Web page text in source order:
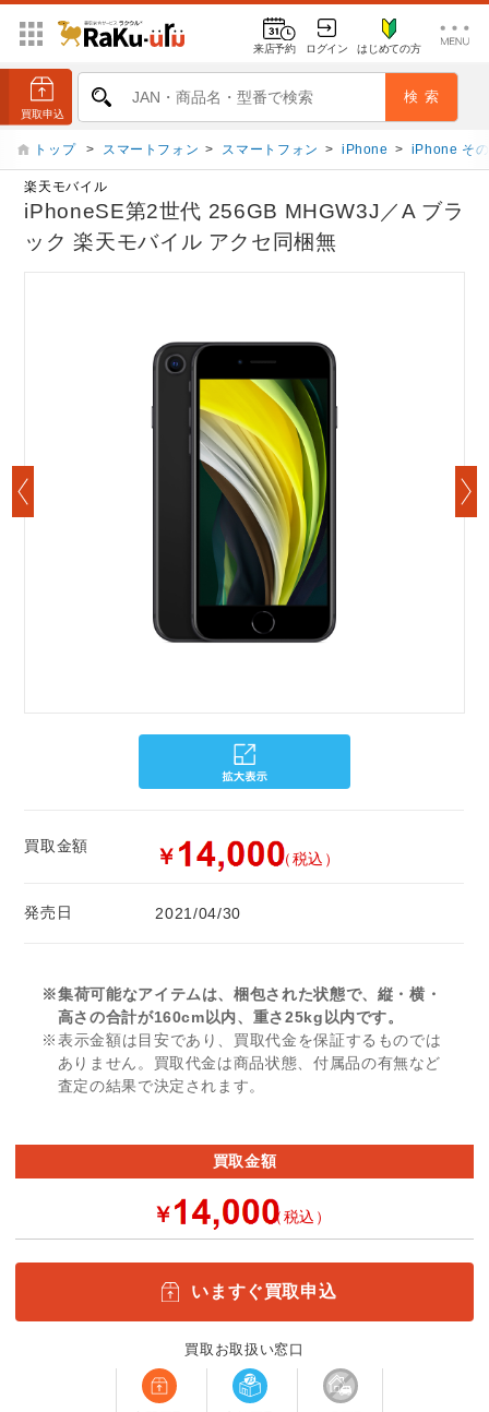
来店予約 ログイン はじめての方
トップ > スマートフォン > スマートフォン > iPhone > iPhone そ
楽天モバイル
iPhoneSE第2世代 256GB MHGW3J／A ブラ
ック 楽天モバイル アクセ同梱無
買取金額 ￥ （税込）
発売日 2021/04/30
※集荷可能なアイテムは、梱包された状態で、縦・横・
高さの合計が160cm以内、重さ25kg以内です。
※表示金額は目安であり、買取代金を保証するものでは
ありません。買取代金は商品状態、付属品の有無など
査定の結果で決定されます。
買取金額
￥ （税込）
いますぐ買取申込
買取お取扱い窓口